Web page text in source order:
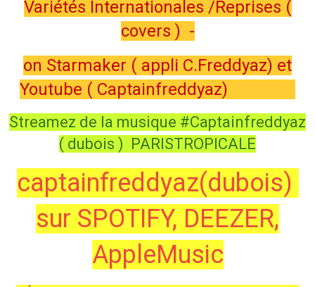
Variétés Internationales /Reprises (
covers ) -
on Starmaker ( appli C.Freddyaz) et
Youtube ( Captainfreddyaz)
Streamez de la musique #Captainfreddyaz
( dubois ) PARISTROPICALE
captainfreddyaz(dubois)
sur SPOTIFY, DEEZER,
AppleMusic